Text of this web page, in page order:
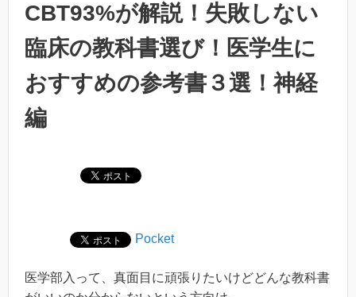
CBT93%が解説！失敗しない
臨床の教科書選び！医学生に
おすすめの参考書３選！神経
編
Pocket
医学部入って、真面目に頑張りたいけどどんな教科書